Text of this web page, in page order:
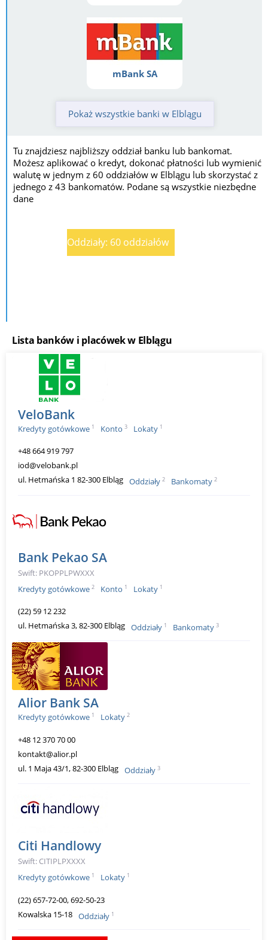
mBank SA
Pokaż wszystkie banki w Elblągu
Tu znajdziesz najbliższy oddział banku lub bankomat.
Możesz aplikować o kredyt, dokonać płatności lub wymienić
walutę w jednym z 60 oddziałów w Elblągu lub skorzystać z
jednego z 43 bankomatów. Podane są wszystkie niezbędne
dane
Oddziały: 60 oddziałów
Lista banków i placówek w Elblągu
VeloBank
Kredyty gotówkowe 1 Konto 3 Lokaty 1
+48 664 919 797
iod@velobank.pl
ul. Hetmańska 1 82-300 Elbląg Oddziały 2 Bankomaty 2
Bank Pekao SA
Swift: PKOPPLPWXXX
Kredyty gotówkowe 2 Konto 1 Lokaty 1
(22) 59 12 232
ul. Hetmańska 3, 82-300 Elbląg Oddziały 1 Bankomaty 3
Alior Bank SA
Kredyty gotówkowe 1 Lokaty 2
+48 12 370 70 00
kontakt@alior.pl
ul. 1 Maja 43/1, 82-300 Elbląg Oddziały 3
Citi Handlowy
Swift: CITIPLPXXXX
Kredyty gotówkowe 1 Lokaty 1
(22) 657-72-00, 692-50-23
Kowalska 15-18 Oddziały 1